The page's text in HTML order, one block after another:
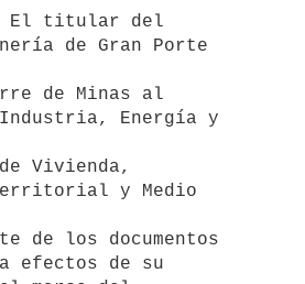
de Gran Porte
de Minas al
Energía y
Vivienda,
y Medio
de los documentos
efectos de su